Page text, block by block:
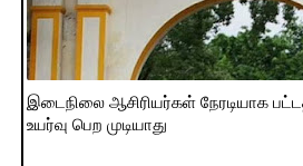
இடைநிலை ஆசிரியர்கள் நேரடியாக
உயர்வு பெற முடியாது